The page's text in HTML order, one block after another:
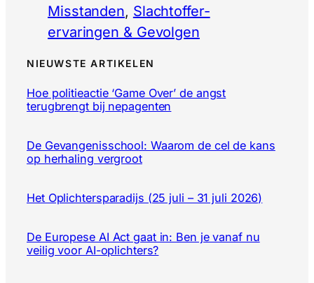
Misstanden, Slachtoffer-
ervaringen & Gevolgen
NIEUWSTE ARTIKELEN
Hoe politieactie ‘Game Over’ de angst
terugbrengt bij nepagenten
De Gevangenisschool: Waarom de cel de kans
op herhaling vergroot
Het Oplichtersparadijs (25 juli – 31 juli 2026)
De Europese AI Act gaat in: Ben je vanaf nu
veilig voor AI-oplichters?